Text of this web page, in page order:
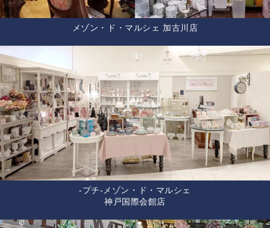
メゾン・ド・マルシェ 加古川店
-プチ-メゾン・ド・マルシェ
神戸国際会館店